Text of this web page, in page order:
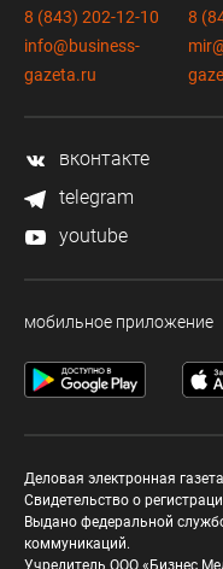
8 (843) 202-12-10
info@business-
gazeta.ru
8
вконтакте
telegram
youtube
мобильное приложение
Деловая электронная
Свидетельство о
Выдано федеральной
коммуникаций.